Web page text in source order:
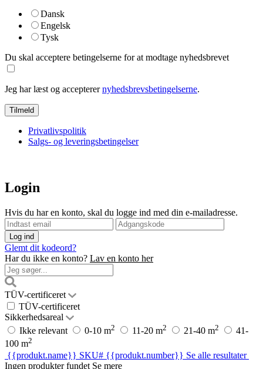
Dansk
Engelsk
Tysk
Du skal acceptere betingelserne for at modtage nyhedsbrevet
Jeg har læst og accepterernyhedsbrevsbetingelserne.
Privatlivspolitik
Salgs- og leveringsbetingelser
Login
Hvis du har en konto, skal du logge ind med din e-mailadresse.
Glemt dit kodeord?
Har du ikke en konto? Lav en konto her
TÜV-certificeret
TÜV-certificeret
Sikkerhedsareal
Ikke relevant
0-10 m2 11-20 m2 21-40 m2
41-
100 m2
{{produkt.name}} SKU# {{produkt.number}} Se alle resultater
Ingen produkter fundet Se mere